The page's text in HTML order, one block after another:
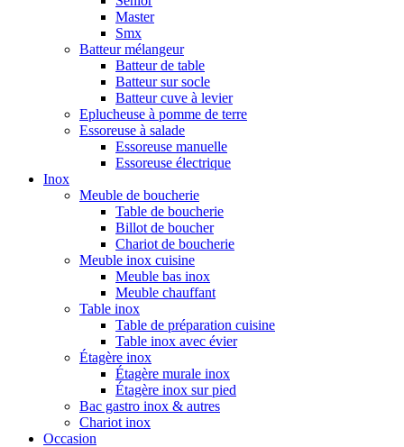
Master
Smx
Batteur mélangeur
Batteur de table
Batteur sur socle
Batteur cuve à levier
Eplucheuse à pomme de terre
Essoreuse à salade
Essoreuse manuelle
Essoreuse électrique
Inox
Meuble de boucherie
Table de boucherie
Billot de boucher
Chariot de boucherie
Meuble inox cuisine
Meuble bas inox
Meuble chauffant
Table inox
Table de préparation cuisine
Table inox avec évier
Étagère inox
Étagère murale inox
Étagère inox sur pied
Bac gastro inox & autres
Chariot inox
Occasion